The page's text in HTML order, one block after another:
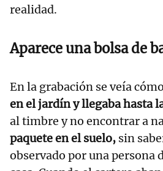
realidad.
Aparece una bolsa de
En la grabación se veía cómo
en el jardín y llegaba hasta
al timbre y no encontrar a
paquete en el suelo, sin
observado por una persona